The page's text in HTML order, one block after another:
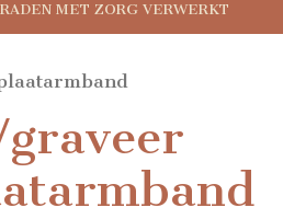
MET ZORG VERWERKT